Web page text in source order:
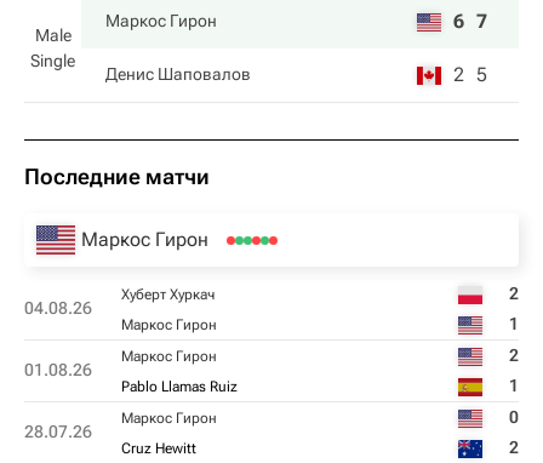
Male
Single
Маркос Гирон 6 7
Денис Шаповалов 2 5
Последние матчи
Маркос Гирон
04.08.26
Хуберт Хуркач 2
Маркос Гирон 1
01.08.26
Маркос Гирон 2
Pablo Llamas Ruiz 1
28.07.26
Маркос Гирон 0
Cruz Hewitt 2